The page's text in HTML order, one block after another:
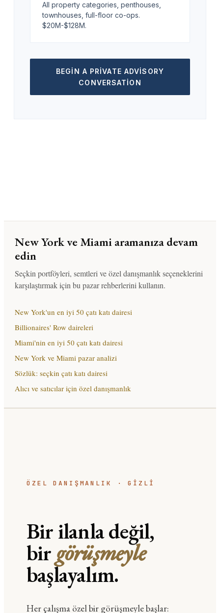
All property categories, penthouses,
townhouses, full-floor co-ops.
$20M-$128M.
BEGIN A PRIVATE ADVISORY
CONVERSATION
New York ve Miami aramanıza devam
edin
Seçkin portföyleri, semtleri ve özel danışmanlık seçeneklerini
karşılaştırmak için bu pazar rehberlerini kullanın.
New York'un en iyi 50 çatı katı dairesi
Billionaires' Row daireleri
Miami'nin en iyi 50 çatı katı dairesi
New York ve Miami pazar analizi
Sözlük: seçkin çatı katı dairesi
Alıcı ve satıcılar için özel danışmanlık
ÖZEL DANIŞMANLIK · GIZLI
Bir ilanla değil,
bir görüşmeyle
başlayalım.
Her çalışma özel bir görüşmeyle başlar: